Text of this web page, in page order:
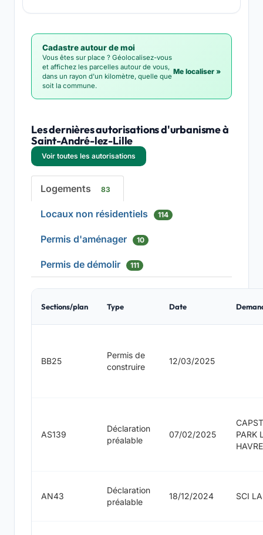
Cadastre autour de moi
Vous êtes sur place ? Géolocalisez-vous
et affichez les parcelles autour de vous,
dans un rayon d'un kilomètre, quelle que
soit la commune.
Me localiser »
Les dernières autorisations d'urbanisme à
Saint-André-lez-Lille
Voir toutes les autorisations
Logements 83
Locaux non résidentiels 114
Permis d'aménager 10
Permis de démolir 111
Sections/plan Type Date
BB25
Permis de
construire
12/03/2025
AS139
Déclaration
préalable
07/02/2025
PARK
HAVRE
AN43
Déclaration
préalable
18/12/2024 SCI